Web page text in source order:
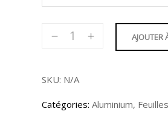
quantité
de
déployé
AJOUTER
SKU: N/A
Catégories: Aluminium,